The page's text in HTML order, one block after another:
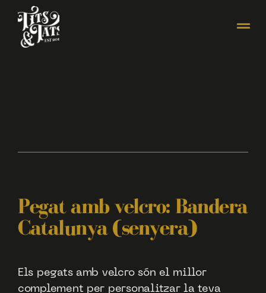
Pegat amb velcro: Bandera
Catalunya (senyera)
Els pegats amb velcro són el millor
complement per personalitzar la teva